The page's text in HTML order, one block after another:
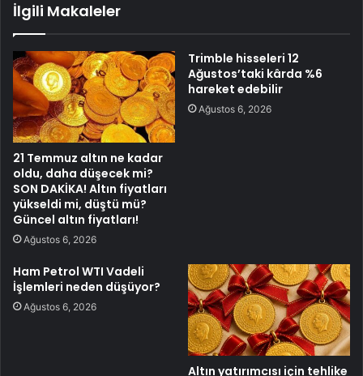
İlgili Makaleler
21 Temmuz altın ne kadar
oldu, daha düşecek mi?
SON DAKİKA! Altın fiyatları
yükseldi mi, düştü mü?
Güncel altın fiyatları!
Ağustos 6, 2026
Trimble hisseleri 12
Ağustos’taki kârda %6
hareket edebilir
Ağustos 6, 2026
Ham Petrol WTI Vadeli
İşlemleri neden düşüyor?
Ağustos 6, 2026
Altın yatırımcısı için tehlike